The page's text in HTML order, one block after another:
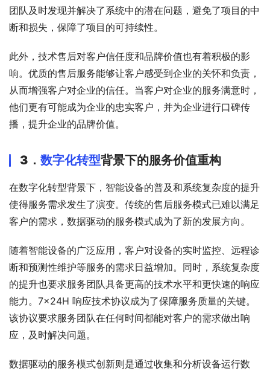
团队及时发现并解决了系统中的潜在问题，避免了项目的中
断和损失，保障了项目的可持续性。
此外，技术售后对客户信任度和品牌价值也有着积极的影
响。优质的售后服务能够让客户感受到企业的关怀和负责，
从而增强客户对企业的信任。当客户对企业的服务满意时，
他们更有可能成为企业的忠实客户，并为企业进行口碑传
播，提升企业的品牌价值。
3． 数字化转型背景下的服务价值重构
在数字化转型背景下，智能设备的普及和系统复杂度的提升
使得服务需求发生了演变。传统的售后服务模式已难以满足
客户的需求，数据驱动的服务模式成为了新的发展方向。
随着智能设备的广泛应用，客户对设备的实时监控、远程诊
断和预测性维护等服务的需求日益增加。同时，系统复杂度
的提升也要求服务团队具备更高的技术水平和更快速的响应
能力。7×24H 响应技术协议成为了保障服务质量的关键。
该协议要求服务团队在任何时间都能对客户的需求做出响
应，及时解决问题。
数据驱动的服务模式创新则是通过收集和分析设备运行数